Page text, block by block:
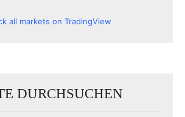
all markets on TradingView
DURCHSUCHEN